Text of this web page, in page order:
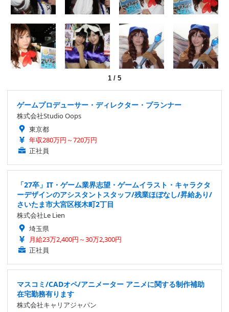
1 / 5
ゲームプロデューサー・ディレクター・プランナー
株式会社Studio Oops
東京都
年収280万円～720万円
正社員
「27卒」IT・ゲーム業界志望・ゲームイラスト・キャラクタ
ーデザインのアシスタントスタッフ/残業ほぼなし/昇給あり/
さいたま市大宮区桜木町2丁目
株式会社Le Lien
埼玉県
月給23万2,400円～30万2,300円
正社員
マスコミ/CADオペ/アニメーター アニメに関する制作補助
在宅勤務有ります
株式会社キャリアジャパン